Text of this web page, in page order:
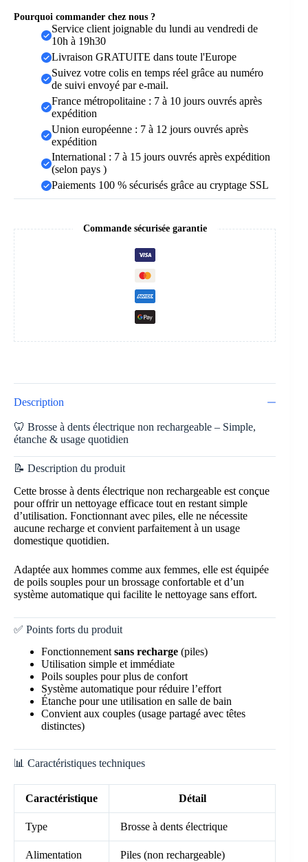
Pourquoi commander chez nous ?
Service client joignable du lundi au vendredi de
10h à 19h30
Livraison GRATUITE dans toute l'Europe
Suivez votre colis en temps réel grâce au numéro
de suivi envoyé par e-mail.
France métropolitaine : 7 à 10 jours ouvrés après
expédition
Union européenne : 7 à 12 jours ouvrés après
expédition
International : 7 à 15 jours ouvrés après expédition
(selon pays )
Paiements 100 % sécurisés grâce au cryptage SSL
Commande sécurisée garantie
Description
🦷 Brosse à dents électrique non rechargeable – Simple,
étanche & usage quotidien
📝 Description du produit
Cette brosse à dents électrique non rechargeable est conçue
pour offrir un nettoyage efficace tout en restant simple
d’utilisation. Fonctionnant avec piles, elle ne nécessite
aucune recharge et convient parfaitement à un usage
domestique quotidien.
Adaptée aux hommes comme aux femmes, elle est équipée
de poils souples pour un brossage confortable et d’un
système automatique qui facilite le nettoyage sans effort.
✅ Points forts du produit
Fonctionnementsans recharge (piles)
Utilisation simple et immédiate
Poils souples pour plus de confort
Système automatique pour réduire l’effort
Étanche pour une utilisation en salle de bain
Convient aux couples (usage partagé avec têtes
distinctes)
📊 Caractéristiques techniques
Caractéristique Détail
Type Brosse à dents électrique
Alimentation Piles (non rechargeable)